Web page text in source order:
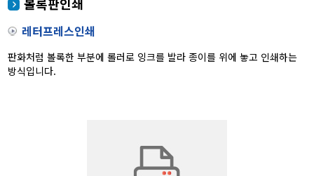
레터프레스인쇄
판화처럼 볼록한 부분에 롤러로 잉크를 발라 종이를 위에 놓고 인쇄하는
방식입니다.